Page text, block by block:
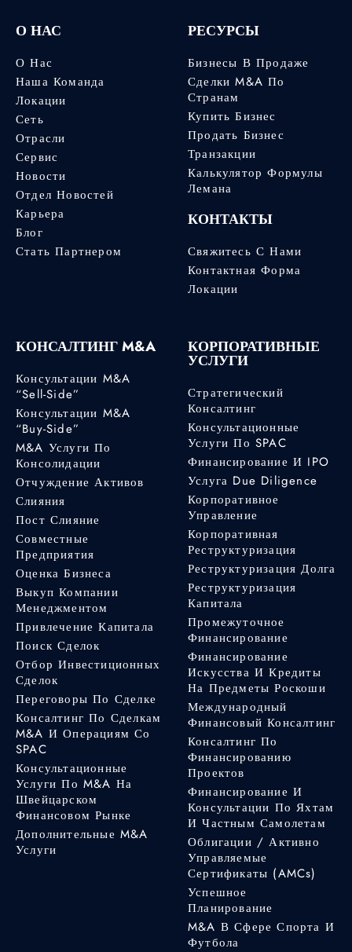
О НАС
О Нас
Наша Команда
Локации
Сеть
Отрасли
Сервис
Новости
Отдел Новостей
Карьера
Блог
Стать Партнером
РЕСУРСЫ
Бизнесы В Продаже
Сделки M&A По
Странам
Купить Бизнес
Продать Бизнес
Транзакции
Калькулятор Формулы
Лемана
КОНТАКТЫ
Свяжитесь С Нами
Контактная Форма
Локации
КОНСАЛТИНГ M&A
Консультации M&A
“Sell-Side”
Консультации M&A
“Buy-Side”
M&A Услуги По
Консолидации
Отчуждение Активов
Слияния
Пост Слияние
Совместные
Предприятия
Оценка Бизнеса
Выкуп Компании
Менеджментом
Привлечение Капитала
Поиск Сделок
Отбор Инвестиционных
Сделок
Переговоры По Сделке
Консалтинг По Сделкам
M&A И Операциям Со
SPAC
Консультационные
Услуги По M&A На
Швейцарском
Финансовом Рынке
Дополнительные M&A
Услуги
КОРПОРАТИВНЫЕ
УСЛУГИ
Стратегический
Консалтинг
Консультационные
Услуги По SPAC
Финансирование И IPO
Услуга Due Diligence
Корпоративное
Управление
Корпоративная
Реструктуризация
Реструктуризация Долга
Реструктуризация
Капитала
Промежуточное
Финансирование
Финансирование
Искусства И Кредиты
На Предметы Роскоши
Международный
Финансовый Консалтинг
Консалтинг По
Финансированию
Проектов
Финансирование И
Консультации По Яхтам
И Частным Самолетам
Облигации / Активно
Управляемые
Сертификаты (AMCs)
Успешное
Планирование
M&A В Сфере Спорта И
Футбола